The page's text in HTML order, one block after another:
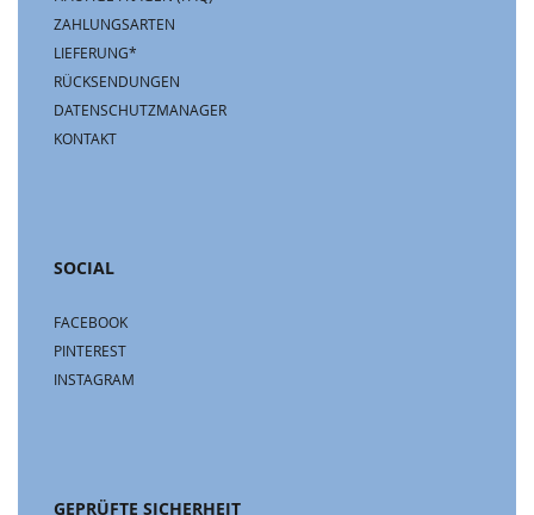
ZAHLUNGSARTEN
LIEFERUNG*
RÜCKSENDUNGEN
DATENSCHUTZMANAGER
KONTAKT
SOCIAL
FACEBOOK
PINTEREST
INSTAGRAM
GEPRÜFTE SICHERHEIT